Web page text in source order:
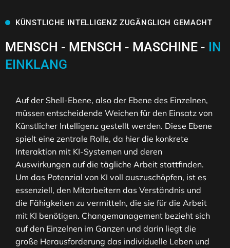
KÜNSTLICHE INTELLIGENZ ZUGÄNGLICH GEMACHT
MENSCH - MENSCH - MASCHINE - IN
EINKLANG
Auf der Shell-Ebene, also der Ebene des Einzelnen,
müssen entscheidende Weichen für den Einsatz von
Künstlicher Intelligenz gestellt werden. Diese Ebene
spielt eine zentrale Rolle, da hier die konkrete
Interaktion mit KI-Systemen und deren
Auswirkungen auf die tägliche Arbeit stattfinden.
Um das Potenzial von KI voll auszuschöpfen, ist es
essenziell, den Mitarbeitern das Verständnis und
die Fähigkeiten zu vermitteln, die sie für die Arbeit
mit KI benötigen. Changemanagement bezieht sich
auf den Einzelnen im Ganzen und darin liegt die
große Herausforderung das individuelle Leben und